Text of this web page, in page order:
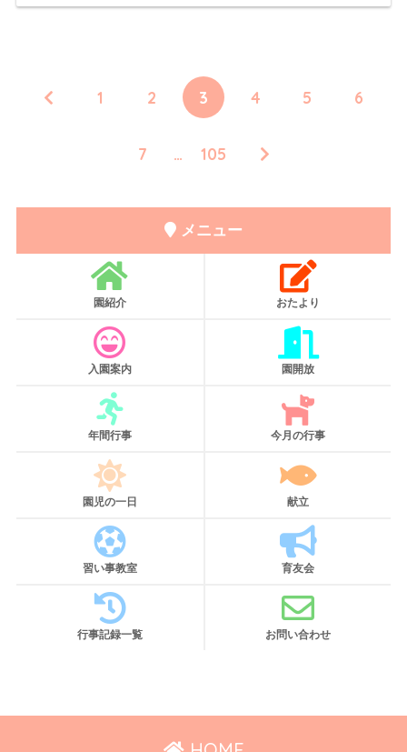
1 2 3 4 5 6
7 … 105
メニュー
園紹介 おたより
入園案内 園開放
年間行事 今月の行事
園児の一日 献立
習い事教室 育友会
行事記録一覧 お問い合わせ